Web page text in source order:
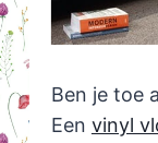
Ben je toe
Een vinyl